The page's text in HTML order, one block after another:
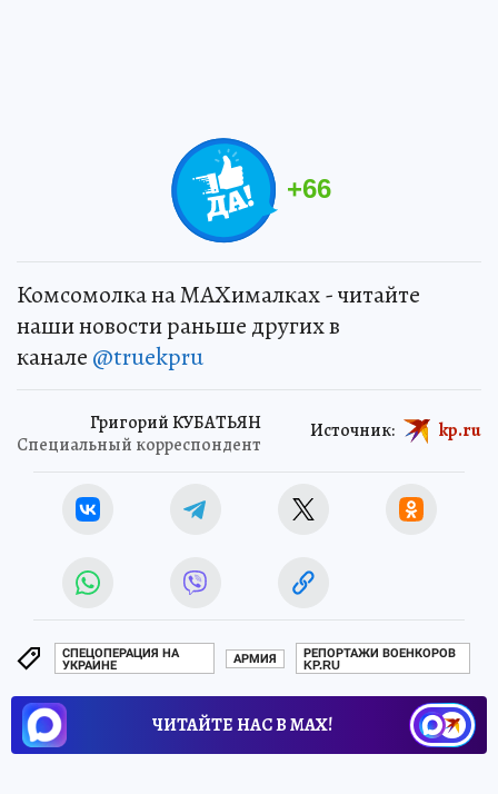
+66
Комсомолка на MAXималках - читайте
наши новости раньше других в
канале @truekpru
Григорий КУБАТЬЯН
Специальный корреспондент
Источник: kp.ru
СПЕЦОПЕРАЦИЯ НА
УКРАИНЕ
АРМИЯ
РЕПОРТАЖИ ВОЕНКОРОВ
KP.RU
ЧИТАЙТЕ НАС В МАХ!